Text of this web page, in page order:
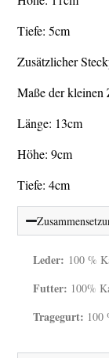
Tiefe: 5cm
Zusätzlicher
Maße der kleinen
Länge: 13cm
Höhe: 9cm
Tiefe: 4cm
Leder: 100 %
Futter: 100%
Tragegurt: 100